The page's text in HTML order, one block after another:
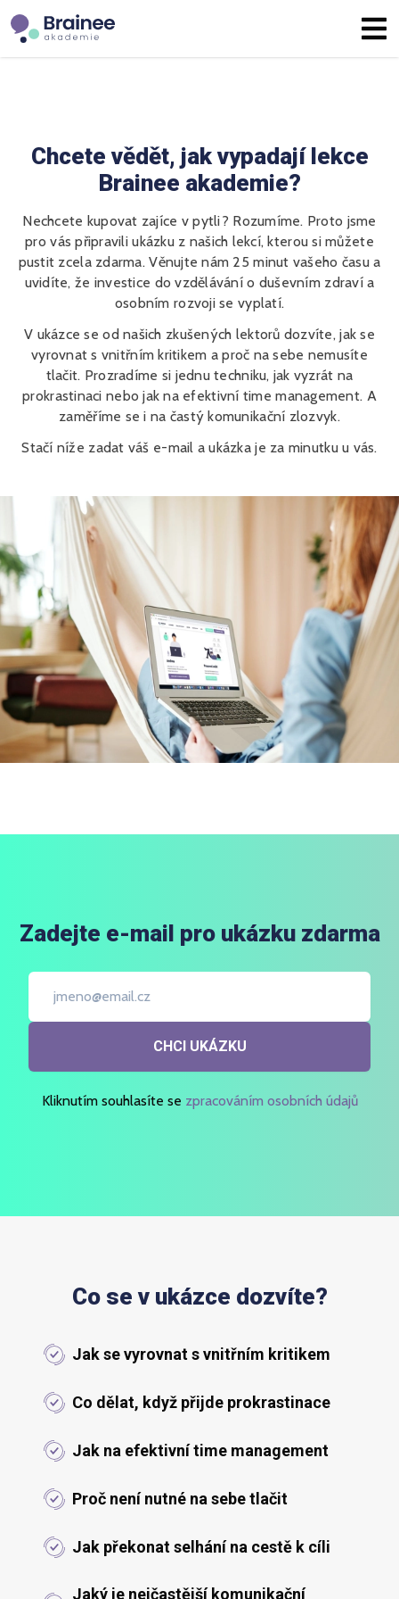
Chcete vědět, jak vypadají lekce
Brainee akademie?
Nechcete kupovat zajíce v pytli? Rozumíme. Proto jsme
pro vás připravili ukázku z našich lekcí, kterou si můžete
pustit zcela zdarma. Věnujte nám 25 minut vašeho času a
uvidíte, že investice do vzdělávání o duševním zdraví a
osobním rozvoji se vyplatí.
V ukázce se od našich zkušených lektorů dozvíte, jak se
vyrovnat s vnitřním kritikem a proč na sebe nemusíte
tlačit. Prozradíme si jednu techniku, jak vyzrát na
prokrastinaci nebo jak na efektivní time management. A
zaměříme se i na častý komunikační zlozvyk.
Stačí níže zadat váš e-mail a ukázka je za minutku u vás.
Zadejte e-mail pro ukázku zdarma
CHCI UKÁZKU
Kliknutím souhlasíte se zpracováním osobních údajů
Co se v ukázce dozvíte?
Jak se vyrovnat s vnitřním kritikem
Co dělat, když přijde prokrastinace
Jak na efektivní time management
Proč není nutné na sebe tlačit
Jak překonat selhání na cestě k cíli
Jaký je nejčastější komunikační